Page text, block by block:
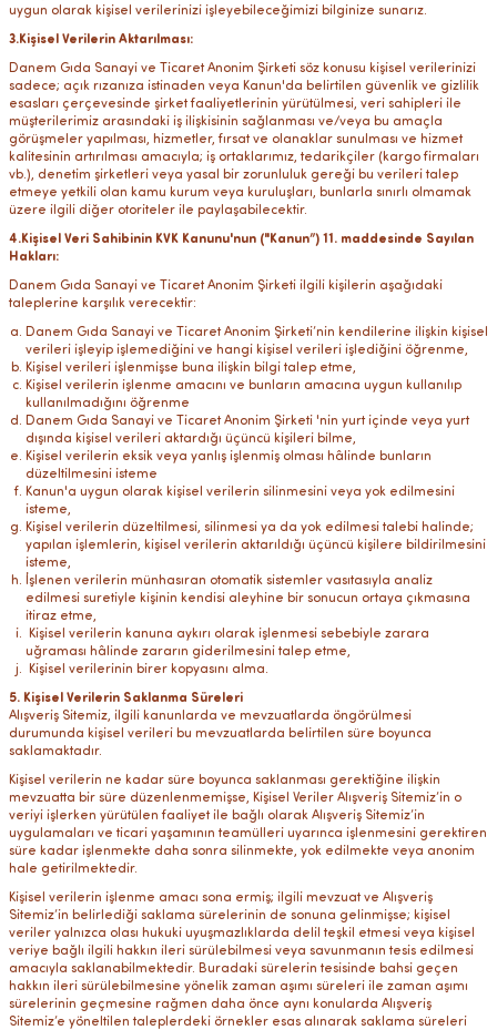
uygun olarak kişisel verilerinizi işleyebileceğimizi bilginize sunarız.
3.Kişisel Verilerin Aktarılması:
Danem Gıda Sanayi ve Ticaret Anonim Şirketi söz konusu kişisel verilerinizi
sadece; açık rızanıza istinaden veya Kanun'da belirtilen güvenlik ve gizlilik
esasları çerçevesinde şirket faaliyetlerinin yürütülmesi, veri sahipleri ile
müşterilerimiz arasındaki iş ilişkisinin sağlanması ve/veya bu amaçla
görüşmeler yapılması, hizmetler, fırsat ve olanaklar sunulması ve hizmet
kalitesinin artırılması amacıyla; iş ortaklarımız, tedarikçiler (kargo firmaları
vb.), denetim şirketleri veya yasal bir zorunluluk gereği bu verileri talep
etmeye yetkili olan kamu kurum veya kuruluşları, bunlarla sınırlı olmamak
üzere ilgili diğer otoriteler ile paylaşabilecektir.
4.Kişisel Veri Sahibinin KVK Kanunu'nun ("Kanun”) 11. maddesinde Sayılan
Hakları:
Danem Gıda Sanayi ve Ticaret Anonim Şirketi ilgili kişilerin aşağıdaki
taleplerine karşılık verecektir:
Danem Gıda Sanayi ve Ticaret Anonim Şirketi’nin kendilerine ilişkin kişisel
verileri işleyip işlemediğini ve hangi kişisel verileri işlediğini öğrenme,
Kişisel verileri işlenmişse buna ilişkin bilgi talep etme,
Kişisel verilerin işlenme amacını ve bunların amacına uygun kullanılıp
kullanılmadığını öğrenme
Danem Gıda Sanayi ve Ticaret Anonim Şirketi 'nin yurt içinde veya yurt
dışında kişisel verileri aktardığı üçüncü kişileri bilme,
Kişisel verilerin eksik veya yanlış işlenmiş olması hâlinde bunların
düzeltilmesini isteme
Kanun'a uygun olarak kişisel verilerin silinmesini veya yok edilmesini
isteme,
Kişisel verilerin düzeltilmesi, silinmesi ya da yok edilmesi talebi halinde;
yapılan işlemlerin, kişisel verilerin aktarıldığı üçüncü kişilere bildirilmesini
isteme,
İşlenen verilerin münhasıran otomatik sistemler vasıtasıyla analiz
edilmesi suretiyle kişinin kendisi aleyhine bir sonucun ortaya çıkmasına
itiraz etme,
Kişisel verilerin kanuna aykırı olarak işlenmesi sebebiyle zarara
uğraması hâlinde zararın giderilmesini talep etme,
Kişisel verilerinin birer kopyasını alma.
5. Kişisel Verilerin Saklanma Süreleri
Alışveriş Sitemiz, ilgili kanunlarda ve mevzuatlarda öngörülmesi
durumunda kişisel verileri bu mevzuatlarda belirtilen süre boyunca
saklamaktadır.
Kişisel verilerin ne kadar süre boyunca saklanması gerektiğine ilişkin
mevzuatta bir süre düzenlenmemişse, Kişisel Veriler Alışveriş Sitemiz’in o
veriyi işlerken yürütülen faaliyet ile bağlı olarak Alışveriş Sitemiz’in
uygulamaları ve ticari yaşamının teamülleri uyarınca işlenmesini gerektiren
süre kadar işlenmekte daha sonra silinmekte, yok edilmekte veya anonim
hale getirilmektedir.
Kişisel verilerin işlenme amacı sona ermiş; ilgili mevzuat ve Alışveriş
Sitemiz’in belirlediği saklama sürelerinin de sonuna gelinmişse; kişisel
veriler yalnızca olası hukuki uyuşmazlıklarda delil teşkil etmesi veya kişisel
veriye bağlı ilgili hakkın ileri sürülebilmesi veya savunmanın tesis edilmesi
amacıyla saklanabilmektedir. Buradaki sürelerin tesisinde bahsi geçen
hakkın ileri sürülebilmesine yönelik zaman aşımı süreleri ile zaman aşımı
sürelerinin geçmesine rağmen daha önce aynı konularda Alışveriş
Sitemiz’e yöneltilen taleplerdeki örnekler esas alınarak saklama süreleri